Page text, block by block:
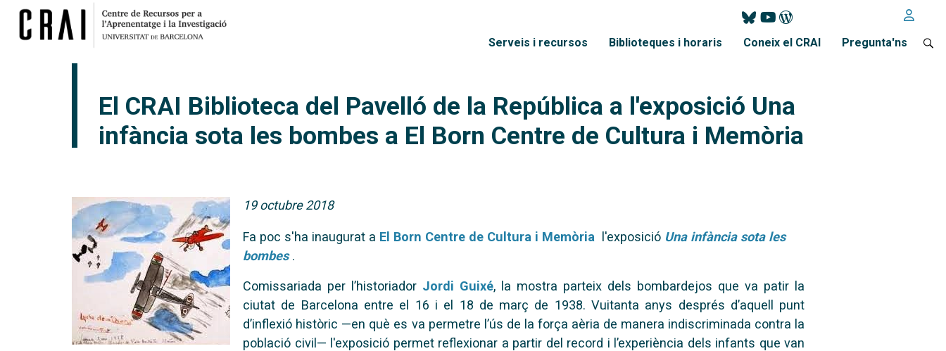
Menú principal
Serveis i recursos Biblioteques i horaris Coneix el CRAI Pregunta'ns
El CRAI Biblioteca del Pavelló de la República a l'exposició Una
infància sota les bombes a El Born Centre de Cultura i Memòria
19 octubre 2018
Fa poc s'ha inaugurat a El Born Centre de Cultura i Memòria l'exposició Una infància sota les
bombes.
Comissariada per l’historiador Jordi Guixé, la mostra parteix dels bombardejos que va patir la
ciutat de Barcelona entre el 16 i el 18 de març de 1938. Vuitanta anys després d’aquell punt
d’inflexió històric —en què es va permetre l’ús de la força aèria de manera indiscriminada contra la
població civil— l'exposició permet reflexionar a partir del record i l’experiència dels infants que van